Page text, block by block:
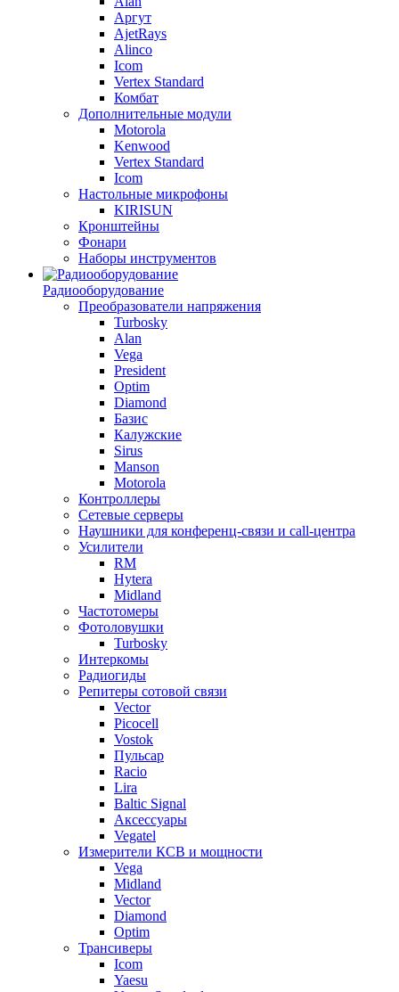
Аргут
AjetRays
Alinco
Icom
Vertex Standard
Комбат
Дополнительные модули
Motorola
Kenwood
Vertex Standard
Icom
Настольные микрофоны
KIRISUN
Кронштейны
Фонари
Наборы инструментов
Радиооборудование
Преобразователи напряжения
Turbosky
Alan
Vega
President
Optim
Diamond
Базис
Калужские
Sirus
Manson
Motorola
Контроллеры
Сетевые серверы
Наушники для конференц-связи и call-центра
Усилители
RM
Hytera
Midland
Частотомеры
Фотоловушки
Turbosky
Интеркомы
Радиогиды
Репитеры сотовой связи
Vector
Picocell
Vostok
Пульсар
Racio
Lira
Baltic Signal
Аксессуары
Vegatel
Измерители КСВ и мощности
Vega
Midland
Vector
Diamond
Optim
Трансиверы
Icom
Yaesu